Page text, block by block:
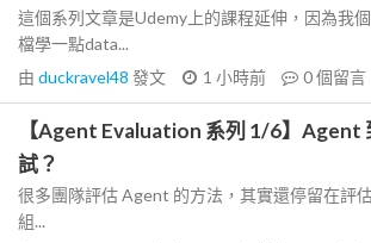
這個系列文章是Udemy上的課程延伸，因為我
檔學一點data...
由 duckravel48 發文 1 小時前 0個留言
【Agent Evaluation 系列 1/6】Agent
試？
很多團隊評估 Agent 的方法，其實還停留在評
組...